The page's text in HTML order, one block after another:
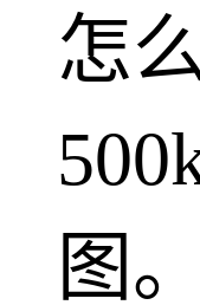
怎
图